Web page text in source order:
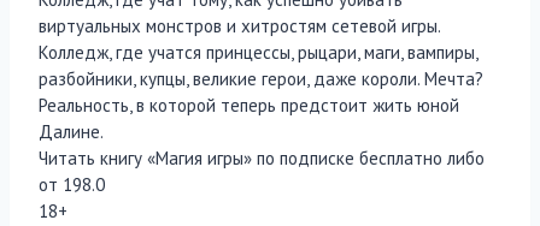
виртуальных монстров и хитростям сетевой игры.
Колледж, где учатся принцессы, рыцари, маги, вампиры,
разбойники, купцы, великие герои, даже короли. Мечта?
Реальность, в которой теперь предстоит жить юной
Далине.
Читать книгу «Магия игры» по подписке бесплатно либо
от 198.0
18+